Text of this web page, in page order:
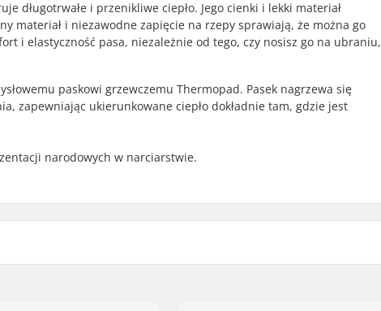
długotrwałe i przenikliwe ciepło. Jego cienki i lekki materiał
materiał i niezawodne zapięcie na rzepy sprawiają, że można go
i elastyczność pasa, niezależnie od tego, czy nosisz go na ubraniu,
paskowi grzewczemu Thermopad. Pasek nagrzewa się
zapewniając ukierunkowane ciepło dokładnie tam, gdzie jest
narodowych w narciarstwie.